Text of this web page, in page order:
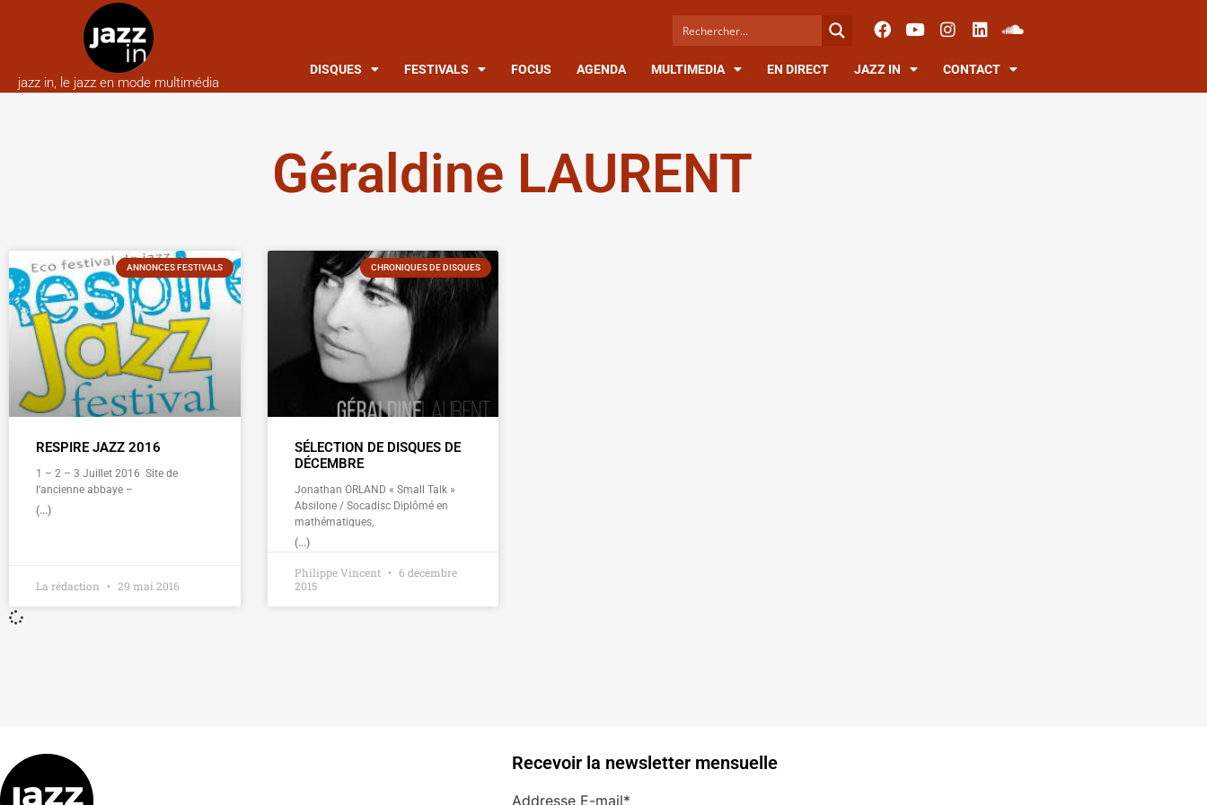
jazz in, le jazz en mode multimédia
DISQUES FESTIVALS FOCUS AGENDA MULTIMEDIA EN DIRECT JAZZ IN CONTACT
Géraldine LAURENT
ANNONCES FESTIVALS
RESPIRE JAZZ 2016
1 – 2 – 3 Juillet 2016 Site de
l’ancienne abbaye –
(...)
La rédaction 29 mai 2016
CHRONIQUES DE DISQUES
SÉLECTION DE DISQUES DE
DÉCEMBRE
Jonathan ORLAND « Small Talk »
Absilone / Socadisc Diplômé en
mathématiques,
(...)
Philippe Vincent
6 décembre
2015
Recevoir la newsletter mensuelle
Addresse E-mail*